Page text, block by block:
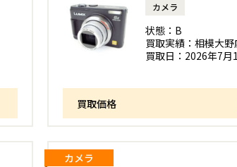
カメラ
状態： B
買取実績：相模大野
買取日： 2026年7月
買取価格
カメラ